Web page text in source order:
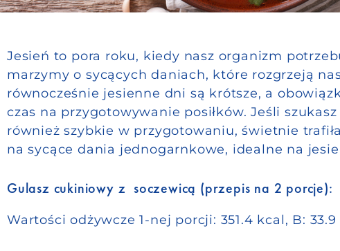
Jesień to pora roku, kiedy nasz organizm
marzymy o sycących daniach, które rozgrzeją
równocześnie jesienne dni są krótsze, a
czas na przygotowywanie posiłków. Jeśli
również szybkie w przygotowaniu, świetnie
na sycące dania jednogarnkowe, idealne na
Gulasz cukiniowy z soczewicą (przepis na 2 porcje):
Wartości odżywcze 1-nej porcji: 351.4 kcal, B: 33.9